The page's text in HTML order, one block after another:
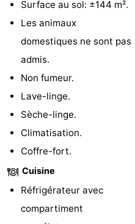
intérieures
de
mini-
golf
de
bien-
être
Villages
villes
Nature
Visites
guidées
Sports
-
Piscines
Faire
Randonnée
Surface au sol: ±144 m².
Les animaux
domestiques ne sont pas
admis.
Non fumeur.
Lave-linge.
Sèche-linge.
Climatisation.
Coffre-fort.
Cuisine
Réfrigérateur avec
compartiment